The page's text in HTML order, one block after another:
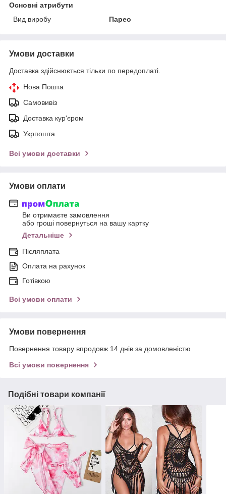
Основні атрибути
Вид виробу
Парео
Умови доставки
Доставка здійснюється тільки по передоплаті.
Нова Пошта
Самовивіз
Доставка кур'єром
Укрпошта
Всі умови доставки
Умови оплати
Ви отримаєте замовлення
або гроші повернуться на вашу картку
Детальніше
Післяплата
Оплата на рахунок
Готівкою
Всі умови оплати
Умови повернення
Повернення товару впродовж 14 днів за домовленістю
Всі умови повернення
Подібні товари компанії